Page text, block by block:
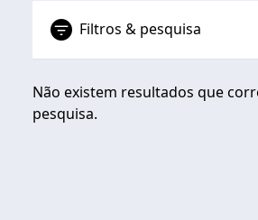
Filtros & pesquisa
Não existem resultados que
pesquisa.